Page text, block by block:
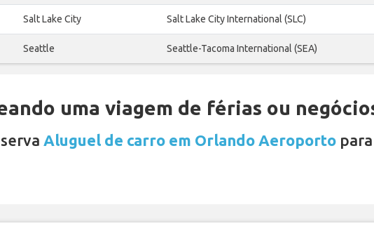
Salt Lake City Salt Lake City International (SLC)
Seattle Seattle-Tacoma International (SEA)
uma viagem de férias ou
Aluguel de carro em Orlando Aeroporto